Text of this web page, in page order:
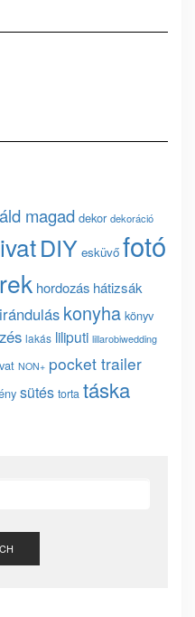
magad dekor dekoráció
DIY esküvő fotó
hordozás hátizsák
konyha könyv
lakás liliputi lillarobiwedding
NON+ pocket trailer
sütés torta táska